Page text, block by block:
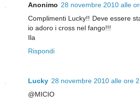
Anonimo 28 novembre 2010 alle
Complimenti Lucky!! Deve essere
io adoro i cross nel fango!!!
Ila
Rispondi
Lucky 28 novembre 2010 alle ore
@MICIO